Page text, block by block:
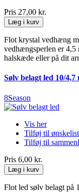
Pris 27,00 kr.
Læg i kurv
Flot krystal vedhæng
vedhængsperlen er
halskæde eller på dit
Sølv belagt led 10/4,7
8Season
Vis her
Tilføj til
Tilføj til
Pris 6,00 kr.
Læg i kurv
Flot led sølv belagt på